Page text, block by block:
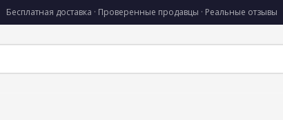
Бесплатная доставка · Проверенные продавцы · Реальные отзывы